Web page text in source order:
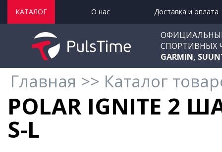
КАТАЛОГ О нас Доставка и оплата
СПОРТИВНЫХ
GARMIN,
Главная >> Каталог
POLAR IGNITE
S-L